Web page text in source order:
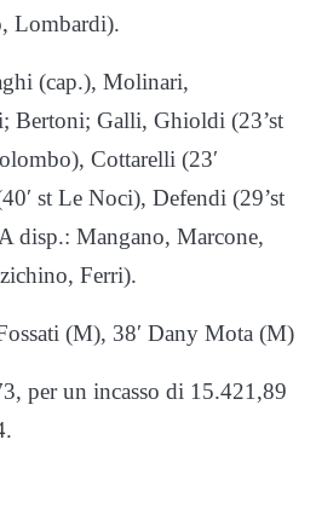
Lombardi).
(cap.), Molinari,
Bertoni; Galli, Ghioldi (23’st
Cottarelli (23′
st Le Noci), Defendi (29’st
disp.: Mangano, Marcone,
Ferri).
(M), 38′ Dany Mota (M)
per un incasso di 15.421,89